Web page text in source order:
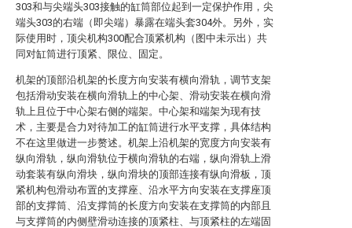
303和与尖端头303接触的缸筒部位起到一定保护作用，尖
端头303的右端（即尖端）暴露在端头套304外。另外，实
际使用时，顶尖机构300配合顶紧机构（图中未示出）共
同对缸筒进行顶紧、限位、固定。
机架的顶部沿机架的长度方向安装有横向滑轨，调节支架
包括滑动安装在横向滑轨上的中心架、滑动安装在横向滑
轨上且位于中心架右侧的端架。中心架和端架为现有技
术，主要是合力对待加工的缸筒进行水平支撑，具体结构
不在这里做进一步赘述。机架上沿机架的宽度方向安装有
纵向滑轨，纵向滑轨位于横向滑轨的右端，纵向滑轨上滑
动套装有纵向滑块，纵向滑块的顶部连接有纵向滑板，顶
紧机构包滑动布置的支撑座、沿水平方向安装在支撑座顶
部的支撑筒、沿支撑筒的长度方向安装在支撑筒的内部且
与支撑筒的内侧壁滑动连接的顶紧柱、与顶紧柱的左端固